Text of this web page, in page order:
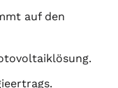
auf den